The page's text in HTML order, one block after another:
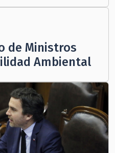
de Ministros
Ambiental